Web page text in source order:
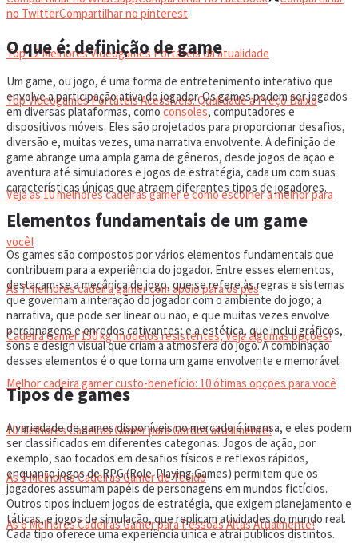
VIDEOGAMES PORTÁTEIS
Top 12 Melhores Videogames Portáteis da atualidade
Top Videogames Portáteis Acessíveis: Qualidade a Preço Baixo
CADEIRA GAMER
Veja as 10 melhores cadeiras gamer e como escolher a melhor para
você!
As 7 melhores cadeira gamer com apoio para os pés
Cadeira Gamer 150 kg: modelos resistentes, Veja algumas opções!
Melhor cadeira gamer custo-benefício: 10 ótimas opções para você
10 Melhores Cadeiras Gamer para Gordos atualmente!
As 6 Melhores Cadeiras Gamer de Tecido
As 6 Melhores Cadeiras Gamer para Pessoas Altas Atualmente!
no TwitterCompartilhar no pinterest
O que é: definição de game
Um game, ou jogo, é uma forma de entretenimento interativo que
envolve a participação ativa do jogador. Os games podem ser jogados
em diversas plataformas, comoconsoles, computadores e
dispositivos móveis. Eles são projetados para proporcionar desafios,
diversão e, muitas vezes, uma narrativa envolvente. A definição de
game abrange uma ampla gama de gêneros, desde jogos de ação e
aventura até simuladores e jogos de estratégia, cada um com suas
características únicas que atraem diferentes tipos de jogadores.
Elementos fundamentais de um game
Os games são compostos por vários elementos fundamentais que
contribuem para a experiência do jogador. Entre esses elementos,
destacam-se a mecânica de jogo, que se refere às regras e sistemas
que governam a interação do jogador com o ambiente do jogo; a
narrativa, que pode ser linear ou não, e que muitas vezes envolve
personagens e enredos cativantes; e a estética, que inclui gráficos,
sons e design visual que criam a atmosfera do jogo. A combinação
desses elementos é o que torna um game envolvente e memorável.
Tipos de games
A variedade de games disponíveis no mercado é imensa, e eles podem
ser classificados em diferentes categorias. Jogos de ação, por
exemplo, são focados em desafios físicos e reflexos rápidos,
enquanto jogos de RPG (Role-Playing Games) permitem que os
jogadores assumam papéis de personagens em mundos fictícios.
Outros tipos incluem jogos de estratégia, que exigem planejamento e
táticas, e jogos de simulação, que replicam atividades do mundo real.
Cada tipo oferece uma experiência única e atrai públicos distintos.